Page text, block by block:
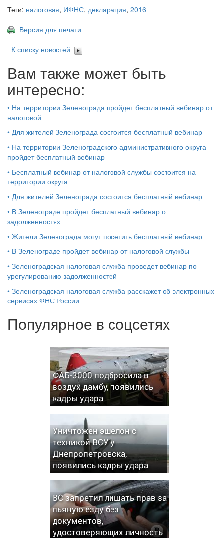
Теги: налоговая, ИФНС, декларация, 2016
Версия для печати
К списку новостей
Вам также может быть
интересно:
• На территории Зеленограда пройдет бесплатный вебинар от
налоговой
• Для жителей Зеленограда состоится бесплатный вебинар
• На территории Зеленоградского административного округа
пройдет бесплатный вебинар
• Бесплатный вебинар от налоговой службы состоится на
территории округа
• Для жителей Зеленограда состоится бесплатный вебинар
• В Зеленограде пройдет бесплатный вебинар о
задолженностях
• Жители Зеленограда могут посетить бесплатный вебинар
• В Зеленограде пройдет вебинар от налоговой службы
• Зеленоградская налоговая служба проведет вебинар по
урегулированию задолженностей
• Зеленоградская налоговая служба расскажет об электронных
сервисах ФНС России
Популярное в соцсетях
ФАБ-3000 подбросила в
воздух дамбу, появились
кадры удара
Уничтожен эшелон с
техникой ВСУ у
Днепропетровска,
появились кадры удара
ВС запретил лишать прав за
пьяную езду без
документов,
удостоверяющих личность